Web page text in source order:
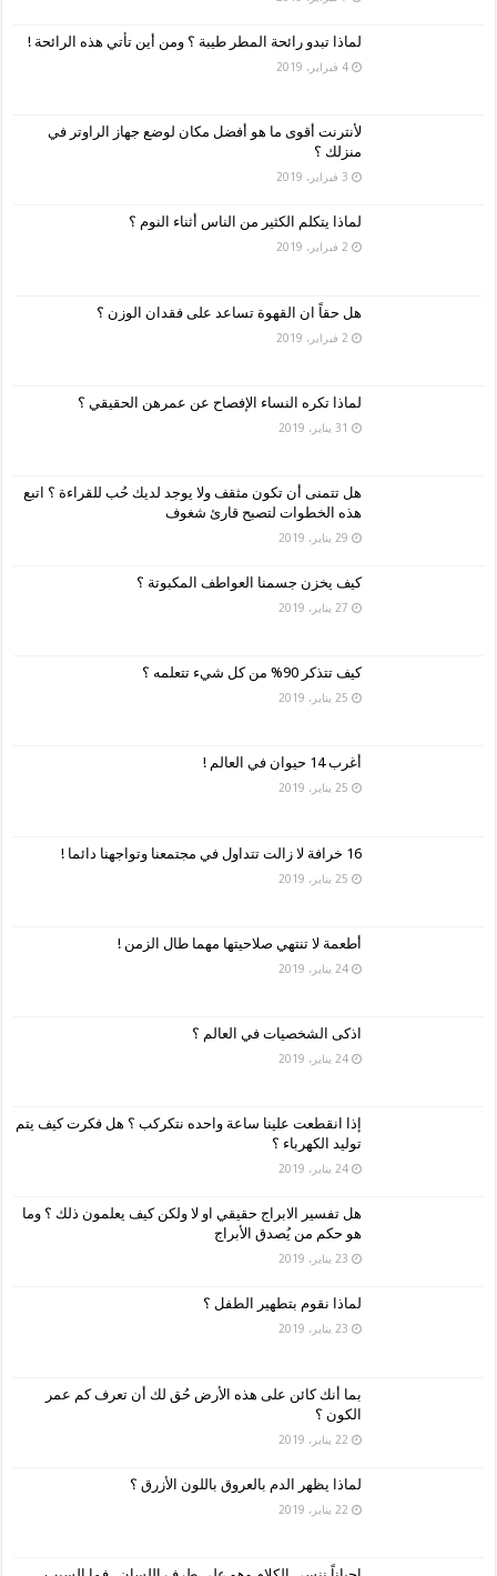
لماذا تبدو رائحة المطر طيبة ؟ ومن أين تأتي هذه الرائحة !
4 فبراير، 2019
لأنترنت أقوى ما هو أفضل مكان لوضع جهاز الراوتر في
منزلك ؟
3 فبراير، 2019
لماذا يتكلم الكثير من الناس أثناء النوم ؟
2 فبراير، 2019
هل حقاً ان القهوة تساعد على فقدان الوزن ؟
2 فبراير، 2019
لماذا تكره النساء الإفصاح عن عمرهن الحقيقي ؟
31 يناير، 2019
هل تتمنى أن تكون مثقف ولا يوجد لديك حُب للقراءة ؟ اتبع
هذه الخطوات لتصبح قارئ شغوف
29 يناير، 2019
كيف يخزن جسمنا العواطف المكبوتة ؟
27 يناير، 2019
كيف تتذكر 90% من كل شيء تتعلمه ؟
25 يناير، 2019
أغرب 14 حيوان في العالم !
25 يناير، 2019
16 خرافة لا زالت تتداول في مجتمعنا وتواجهنا دائما !
25 يناير، 2019
أطعمة لا تنتهي صلاحيتها مهما طال الزمن !
24 يناير، 2019
اذكى الشخصيات في العالم ؟
24 يناير، 2019
إذا انقطعت علينا ساعة واحده نتكركب ؟ هل فكرت كيف يتم
توليد الكهرباء ؟
24 يناير، 2019
هل تفسير الابراج حقيقي او لا ولكن كيف يعلمون ذلك ؟ وما
هو حكم من يُصدق الأبراج
23 يناير، 2019
لماذا نقوم بتطهير الطفل ؟
23 يناير، 2019
بما أنك كائن على هذه الأرض حُق لك أن تعرف كم عمر
الكون ؟
22 يناير، 2019
لماذا يظهر الدم بالعروق باللون الأزرق ؟
22 يناير، 2019